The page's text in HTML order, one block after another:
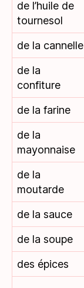
de l’huile de
tournesol
de la cannelle
de la
confiture
de la farine
de la
mayonnaise
de la
moutarde
de la sauce
de la soupe
des épices